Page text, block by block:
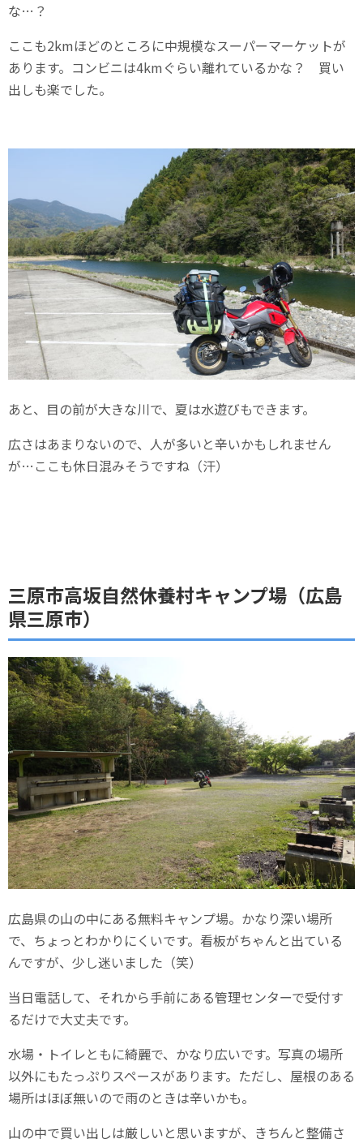
な…？
ここも2kmほどのところに中規模なスーパーマーケットが
あります。コンビニは4kmぐらい離れているかな？ 買い
出しも楽でした。
あと、目の前が大きな川で、夏は水遊びもできます。
広さはあまりないので、人が多いと辛いかもしれません
が…ここも休日混みそうですね（汗）
三原市高坂自然休養村キャンプ場（広島
県三原市）
広島県の山の中にある無料キャンプ場。かなり深い場所
で、ちょっとわかりにくいです。看板がちゃんと出ている
んですが、少し迷いました（笑）
当日電話して、それから手前にある管理センターで受付す
るだけで大丈夫です。
水場・トイレともに綺麗で、かなり広いです。写真の場所
以外にもたっぷりスペースがあります。ただし、屋根のある
場所はほぼ無いので雨のときは辛いかも。
山の中で買い出しは厳しいと思いますが、きちんと整備さ